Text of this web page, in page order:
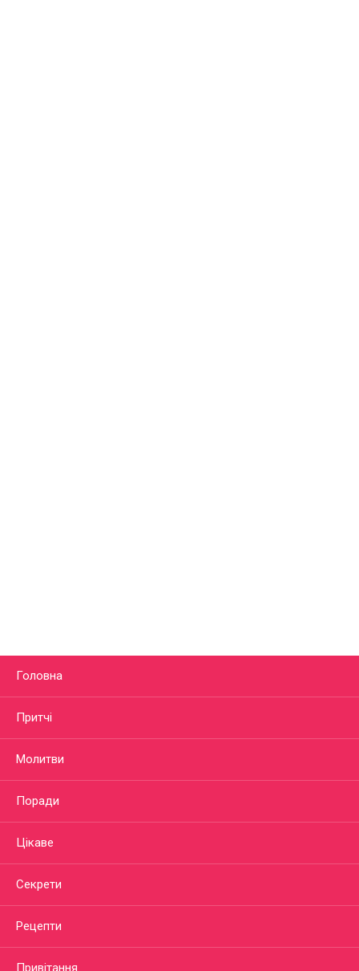
Головна
Притчі
Молитви
Поради
Цікаве
Секрети
Рецепти
Привітання